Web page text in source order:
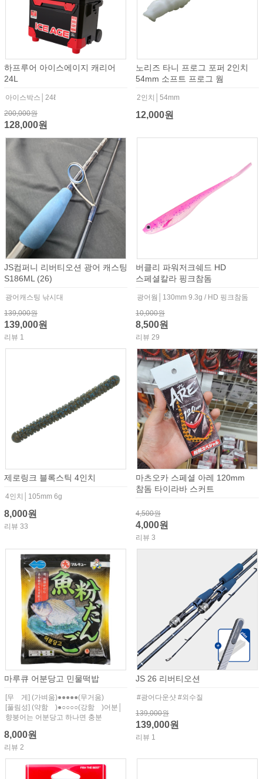
하프루어 아이스에이지 캐리어
24L
아이스박스│24ℓ
200,000원
128,000원
노리즈 타니 프로그 포퍼 2인치
54mm 소프트 프로그 웜
2인치│54mm
12,000원
JS컴퍼니 리버티오션 광어 캐스팅
S186ML (26)
광어캐스팅 낚시대
139,000원
139,000원
리뷰 1
버클리 파워저크쉐드 HD
스페셜칼라 핑크참돔
광어웜│130mm 9.3g / HD 핑크참돔
10,000원
8,500원
리뷰 29
제로링크 블록스틱 4인치
4인치│105mm 6g
8,000원
리뷰 33
마츠오카 스페셜 아레 120mm
참돔 타이라바 스커트
4,500원
4,000원
리뷰 3
마루큐 어분당고 민물떡밥
[무 게] (가벼움)●●●●●(무거움)
[풀림성] (약함 )●○○○○(강함 )어분│
향붕어는 어분당고 하나면 충분
8,000원
리뷰 2
JS 26 리버티오션
#광어다운샷 #외수질
139,000원
139,000원
리뷰 1